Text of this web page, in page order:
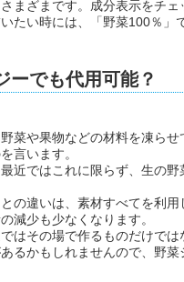
まざまです。成分表示をチェ
たい時には、「野菜100％」
ーでも代用可能？
菜や果物などの材料を凍ら
言います。
近ではこれに限らず、生の
の違いは、素材すべてを利用
減少も少なくなります。
はその場で作るものだけで
るかもしれませんので、野